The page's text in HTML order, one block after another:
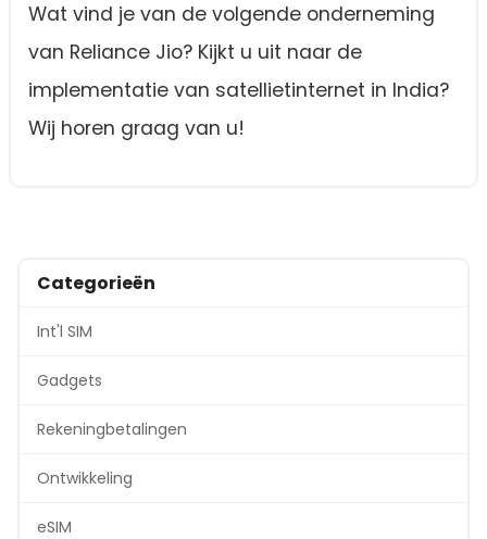
Wat vind je van de volgende onderneming
van Reliance Jio? Kijkt u uit naar de
implementatie van satellietinternet in India?
Wij horen graag van u!
Categorieën
Int'l SIM
Gadgets
Rekeningbetalingen
Ontwikkeling
eSIM